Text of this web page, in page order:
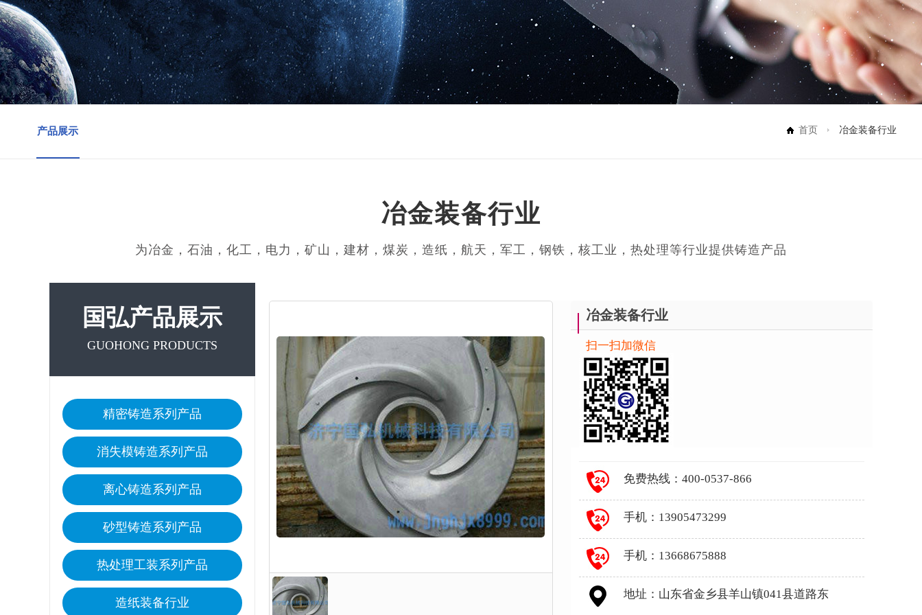
产品展示 首页 冶金装备行业
冶金装备行业
为冶金，石油，化工，电力，矿山，建材，煤炭，造纸，航天，军工，钢铁，核工业，热处理等行业提供铸造产品
国弘产品展示
GUOHONG PRODUCTS
精密铸造系列产品
消失模铸造系列产品
离心铸造系列产品
砂型铸造系列产品
热处理工装系列产品
造纸装备行业
冶金装备行业
扫一扫加微信
免费热线：400-0537-866
手机：13905473299
手机：13668675888
地址：山东省金乡县羊山镇041县道路东